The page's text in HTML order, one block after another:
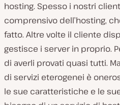
hosting. Spesso i nostri
comprensivo dell’hosting,
fatto. Altre volte il cliente
gestisce i server in proprio.
di averli provati quasi tutti.
di servizi eterogenei è
le sue caratteristiche e le